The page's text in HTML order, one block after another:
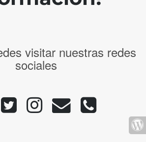
visitar nuestras redes
sociales